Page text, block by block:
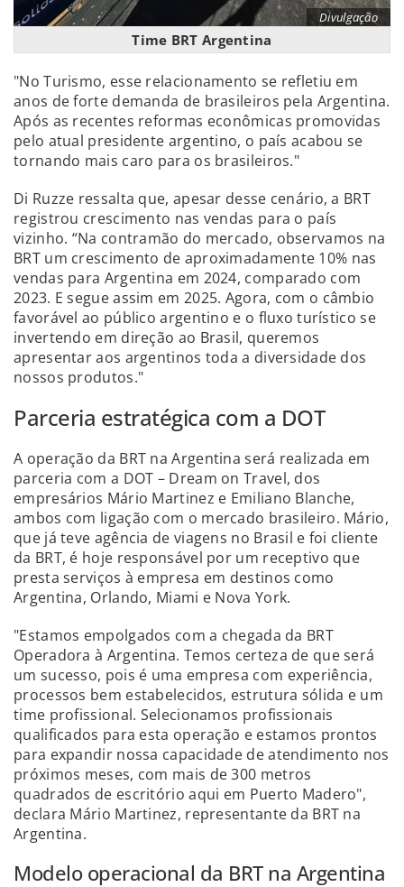
Divulgação
Time BRT Argentina
"No Turismo, esse relacionamento se refletiu em
anos de forte demanda de brasileiros pela Argentina.
Após as recentes reformas econômicas promovidas
pelo atual presidente argentino, o país acabou se
tornando mais caro para os brasileiros."
Di Ruzze ressalta que, apesar desse cenário, a BRT
registrou crescimento nas vendas para o país
vizinho. “Na contramão do mercado, observamos na
BRT um crescimento de aproximadamente 10% nas
vendas para Argentina em 2024, comparado com
2023. E segue assim em 2025. Agora, com o câmbio
favorável ao público argentino e o fluxo turístico se
invertendo em direção ao Brasil, queremos
apresentar aos argentinos toda a diversidade dos
nossos produtos."
Parceria estratégica com a DOT
A operação da BRT na Argentina será realizada em
parceria com a DOT – Dream on Travel, dos
empresários Mário Martinez e Emiliano Blanche,
ambos com ligação com o mercado brasileiro. Mário,
que já teve agência de viagens no Brasil e foi cliente
da BRT, é hoje responsável por um receptivo que
presta serviços à empresa em destinos como
Argentina, Orlando, Miami e Nova York.
"Estamos empolgados com a chegada da BRT
Operadora à Argentina. Temos certeza de que será
um sucesso, pois é uma empresa com experiência,
processos bem estabelecidos, estrutura sólida e um
time profissional. Selecionamos profissionais
qualificados para esta operação e estamos prontos
para expandir nossa capacidade de atendimento nos
próximos meses, com mais de 300 metros
quadrados de escritório aqui em Puerto Madero",
declara Mário Martinez, representante da BRT na
Argentina.
Modelo operacional da BRT na Argentina